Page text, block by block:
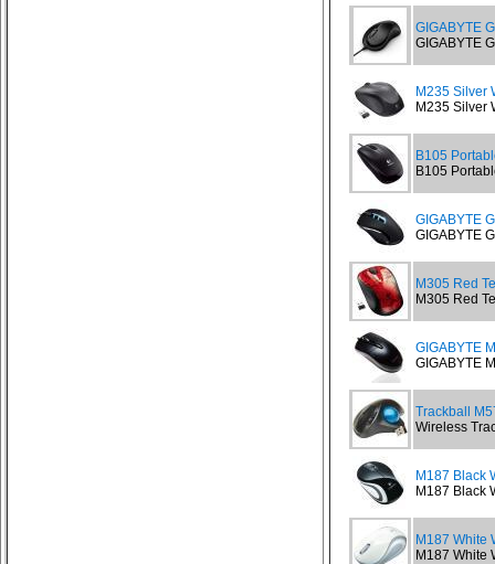
GIGABYTE
GIGABYTE
M235 Silver
M235 Silver
B105
B105
GIGABYTE
GIGABYTE
M305 Red
M305 Red
GIGABYTE
GIGABYTE
Trackball
Wireless
M187 Black
M187 Black
M187 White
M187 White